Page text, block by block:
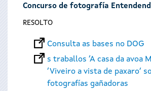
Concurso de fotografía
RESOLTO
Consulta as bases no DOG
s traballos ‘A casa da avoa
‘Viveiro a vista de paxaro’
fotografías gañadoras